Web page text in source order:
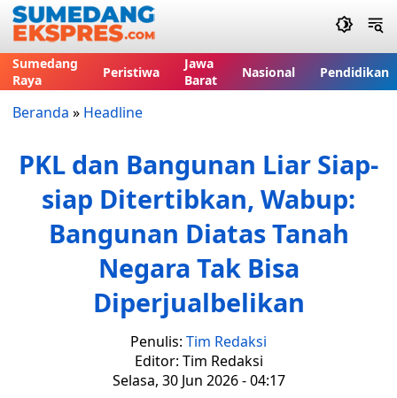
Sumedang
Raya
Peristiwa
Jawa
Barat
Nasional Pendidikan
Beranda » Headline
PKL dan Bangunan Liar Siap-
siap Ditertibkan, Wabup:
Bangunan Diatas Tanah
Negara Tak Bisa
Diperjualbelikan
Penulis: Tim Redaksi
Editor: Tim Redaksi
Selasa, 30 Jun 2026 - 04:17